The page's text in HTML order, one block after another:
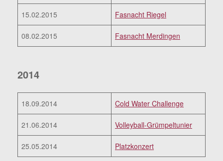
15.02.2015 Fasnacht Riegel
08.02.2015 Fasnacht Merdingen
2014
18.09.2014 Cold Water Challenge
21.06.2014 Volleyball-Grümpeltunier
25.05.2014 Platzkonzert